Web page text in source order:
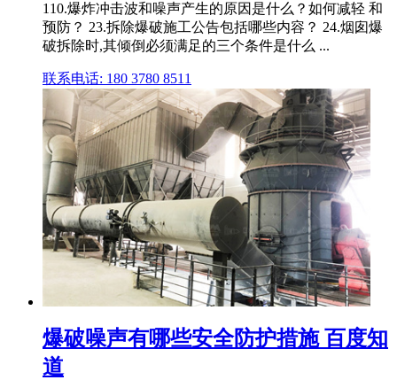
110.爆炸冲击波和噪声产生的原因是什么？如何减轻 和
预防？ 23.拆除爆破施工公告包括哪些内容？ 24.烟囱爆
破拆除时,其倾倒必须满足的三个条件是什么 ...
联系电话: 180 3780 8511
爆破噪声有哪些安全防护措施 百度知
道